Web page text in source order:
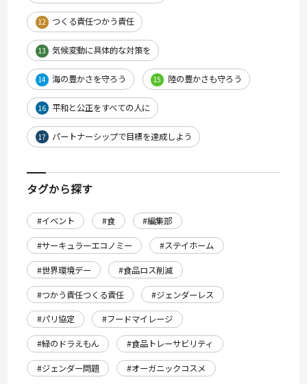
12 つくる責任つかう責任
13 気候変動に具体的な対策を
14 海の豊かさを守ろう 15 陸の豊かさも守ろう
16 平和と公正をすべての人に
17 パートナーシップで目標を達成しよう
タグから探す
#イベント #食
#編集部
#サーキュラーエコノミー
#ステイホーム
#世界環境デー
#食品ロス削減
#つかう責任つくる責任
#ジェンダーレス
#パリ協定
#フードマイレージ
#緑のドラえもん
#食品トレーサビリティ
#ジェンダー問題
#オーガニックコスメ